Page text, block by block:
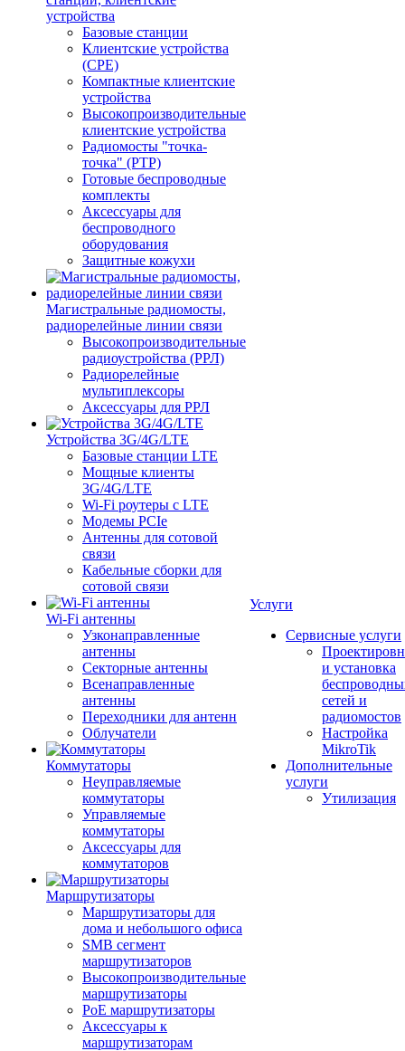
устройства
Базовые станции
Клиентские устройства
(CPE)
Компактные клиентские
устройства
Высокопроизводительные
клиентские устройства
Радиомосты "точка-
точка" (PTP)
Готовые беспроводные
комплекты
Аксессуары для
беспроводного
оборудования
Защитные кожухи
Магистральные радиомосты,
радиорелейные линии связи
Высокопроизводительные
радиоустройства (РРЛ)
Радиорелейные
мультиплексоры
Аксессуары для РРЛ
Устройства 3G/4G/LTE
Базовые станции LTE
Мощные клиенты
3G/4G/LTE
Wi-Fi роутеры с LTE
Модемы PCIe
Антенны для сотовой
связи
Кабельные сборки для
сотовой связи
Wi-Fi антенны
Узконаправленные
антенны
Секторные антенны
Всенаправленные
антенны
Переходники для антенн
Облучатели
Коммутаторы
Неуправляемые
коммутаторы
Управляемые
коммутаторы
Аксессуары для
коммутаторов
Маршрутизаторы
Маршрутизаторы для
дома и небольшого офиса
SMB сегмент
маршрутизаторов
Высокопроизводительные
маршрутизаторы
PoE маршрутизаторы
Аксессуары к
маршрутизаторам
Услуги
Сервисные услуги
и установка
сетей и
радиомостов
Настройка
MikroTik
Дополнительные
услуги
Утилизация